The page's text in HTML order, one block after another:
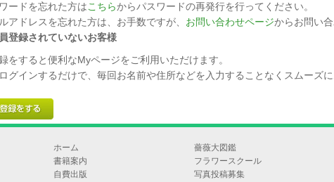
ードを忘れた方はこちらからパスワードの再発行を行ってください。
アドレスを忘れた方は、お手数ですが、 お問い合わせページからお問い合
登録されていないお客様
をすると便利なMyページをご利用いただけます。
グインするだけで、毎回お名前や住所などを入力することなくスムーズ
薔薇大図鑑
フラワースクール
写真投稿募集
ホーム
書籍案内
自費出版